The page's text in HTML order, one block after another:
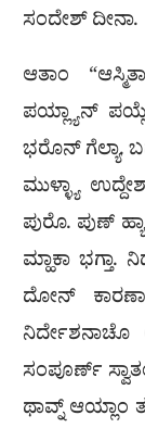
ಸಂದೇಶ್ ದೀನಾ.
ಆತಾಂ
ಪಯ್ಲ್ಯಾನ್
ಭರೊನ್ ಗೆಲ್ಯಾ.
ಮುಳ್ಳ್ಯಾ
ಪುರೊ. ಪುಣ್
ಮ್ಹಾಕಾ
ದೋನ್
ನಿರ್ದೇಶನಾಚೊ
ಸಂಪೂರ್ಣ್
ಥಾವ್ನ್ ಆಯ್ಲಾಂ